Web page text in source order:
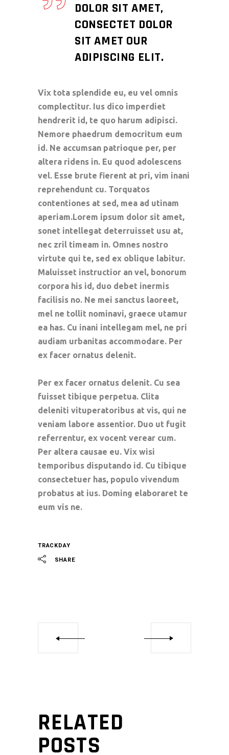
DOLOR SIT AMET,
CONSECTET DOLOR
SIT AMET OUR
ADIPISCING ELIT.
Vix tota splendide eu, eu vel omnis
complectitur. Ius dico imperdiet
hendrerit id, te quo harum adipisci.
Nemore phaedrum democritum eum
id. Ne accumsan patrioque per, per
altera ridens in. Eu quod adolescens
vel. Esse brute fierent at pri, vim inani
reprehendunt cu. Torquatos
contentiones at sed, mea ad utinam
aperiam.Lorem ipsum dolor sit amet,
sonet intellegat deterruisset usu at,
nec zril timeam in. Omnes nostro
virtute qui te, sed ex oblique labitur.
Maluisset instructior an vel, bonorum
corpora his id, duo debet inermis
facilisis no. Ne mei sanctus laoreet,
mel ne tollit nominavi, graece utamur
ea has. Cu inani intellegam mel, ne pri
audiam urbanitas accommodare. Per
ex facer ornatus delenit.
Per ex facer ornatus delenit. Cu sea
fuisset tibique perpetua. Clita
deleniti vituperatoribus at vis, qui ne
veniam labore assentior. Duo ut fugit
referrentur, ex vocent verear cum.
Per altera causae eu. Vix wisi
temporibus disputando id. Cu tibique
consectetuer has, populo vivendum
probatus at ius. Doming elaboraret te
eum vis ne.
TRACKDAY
SHARE
RELATED
POSTS